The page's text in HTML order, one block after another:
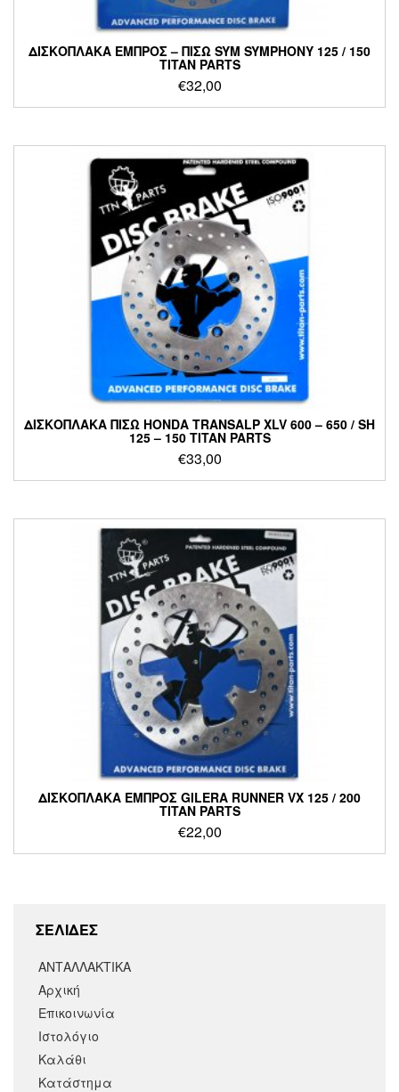
ΔΙΣΚΟΠΛΑΚΑ ΕΜΠΡΟΣ – ΠΙΣΩ SYM SYMPHONY 125 / 150
TITAN PARTS
€32,00
ΔΙΣΚΟΠΛΑΚΑ ΠΙΣΩ HONDA TRANSALP XLV 600 – 650 / SH
125 – 150 TITAN PARTS
€33,00
ΔΙΣΚΟΠΛΑΚΑ ΕΜΠΡΟΣ GILERA RUNNER VX 125 / 200
TITAN PARTS
€22,00
ΣΕΛΙΔΕΣ
ΑΝΤΑΛΛΑΚΤΙΚΑ
Αρχική
Επικοινωνία
Ιστολόγιο
Καλάθι
Κατάστημα